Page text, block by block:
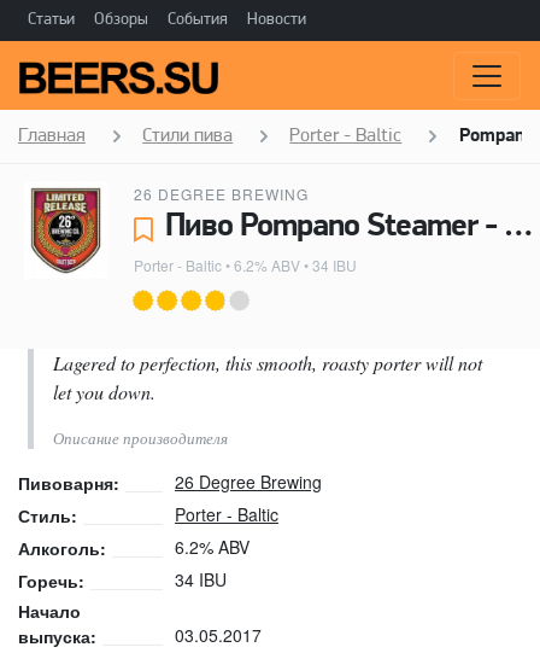
Статьи Обзоры События Новости
Главная Стили пива Porter - Baltic
26 DEGREE BREWING
Пиво Pompano Steamer - 26 Degree Brewing
Porter - Baltic• 6.2% ABV • 34 IBU
Lagered to perfection, this smooth, roasty porter will not
let you down.
Описание производителя
Пивоварня:
26 Degree Brewing
Стиль:
Porter - Baltic
Алкоголь:
6.2% ABV
Горечь:
34 IBU
Начало
выпуска:
03.05.2017